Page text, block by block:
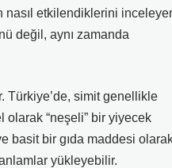
nasıl etkilendiklerini
değil, aynı zamanda
Türkiye’de, simit genellikle
olarak “neşeli” bir yiyecek
basit bir gıda maddesi
yükleyebilir.